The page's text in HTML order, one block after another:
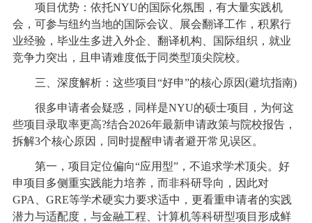
项目优势：依托NYU的国际化氛围，有大量实践机
会，可参与纽约当地的国际会议、展会翻译工作，积累行
业经验，毕业生多进入外企、翻译机构、国际组织，就业
竞争力突出，且申请难度低于同类型顶尖院校。
三、深度解析：这些项目“好申”的核心原因(避坑指南)
很多申请者会疑惑，同样是NYU的硕士项目，为何这
些项目录取率更高?结合2026年最新申请政策与院校报告，
拆解3个核心原因，同时提醒申请者避开常见误区。
第一，项目定位偏向“应用型”，不追求学术顶尖。好
申项目多侧重实践能力培养，而非科研导向，因此对
GPA、GRE等学术硬实力要求适中，更看重申请者的实践
潜力与适配度，与金融工程、计算机等科研型项目形成鲜